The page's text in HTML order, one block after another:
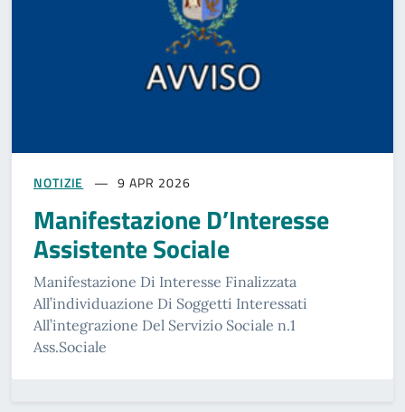
NOTIZIE 9 APR 2026
Manifestazione D’Interesse
Assistente Sociale
Manifestazione Di Interesse Finalizzata
All’individuazione Di Soggetti Interessati
All’integrazione Del Servizio Sociale n.1
Ass.Sociale